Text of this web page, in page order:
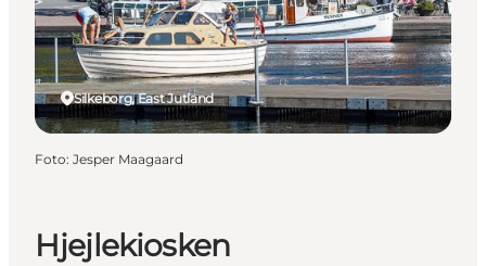
Planera resan
Hjejlekiosken
Silkeborg, East Jutland
Foto: Jesper Maagaard